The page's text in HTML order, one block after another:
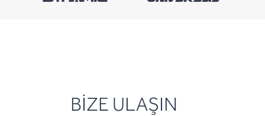
BİZE ULAŞIN